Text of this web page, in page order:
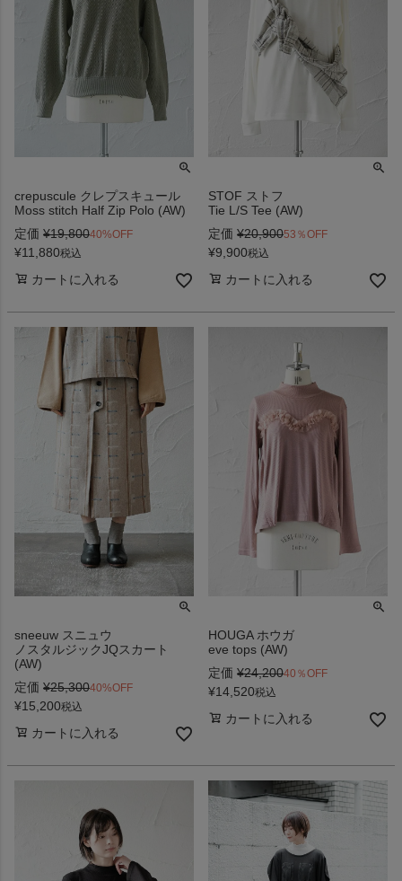
crepuscule クレプスキュール
Moss stitch Half Zip Polo (AW)
定価 ¥19,80040%OFF
¥11,880税込
カートに入れる
STOF ストフ
Tie L/S Tee (AW)
定価 ¥20,90053％OFF
¥9,900税込
カートに入れる
sneeuw スニュウ
ノスタルジックJQスカート
(AW)
定価 ¥25,30040%OFF
¥15,200税込
カートに入れる
HOUGA ホウガ
eve tops (AW)
定価 ¥24,20040％OFF
¥14,520税込
カートに入れる